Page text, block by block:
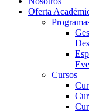
Oferta
Cursos